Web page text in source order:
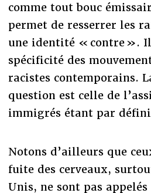
comme tout bouc
permet de resserrer les
une identité « contre ». Il
spécificité des
racistes contemporains.
question est celle de
immigrés étant par
Notons d’ailleurs que
fuite des cerveaux,
Unis, ne sont pas